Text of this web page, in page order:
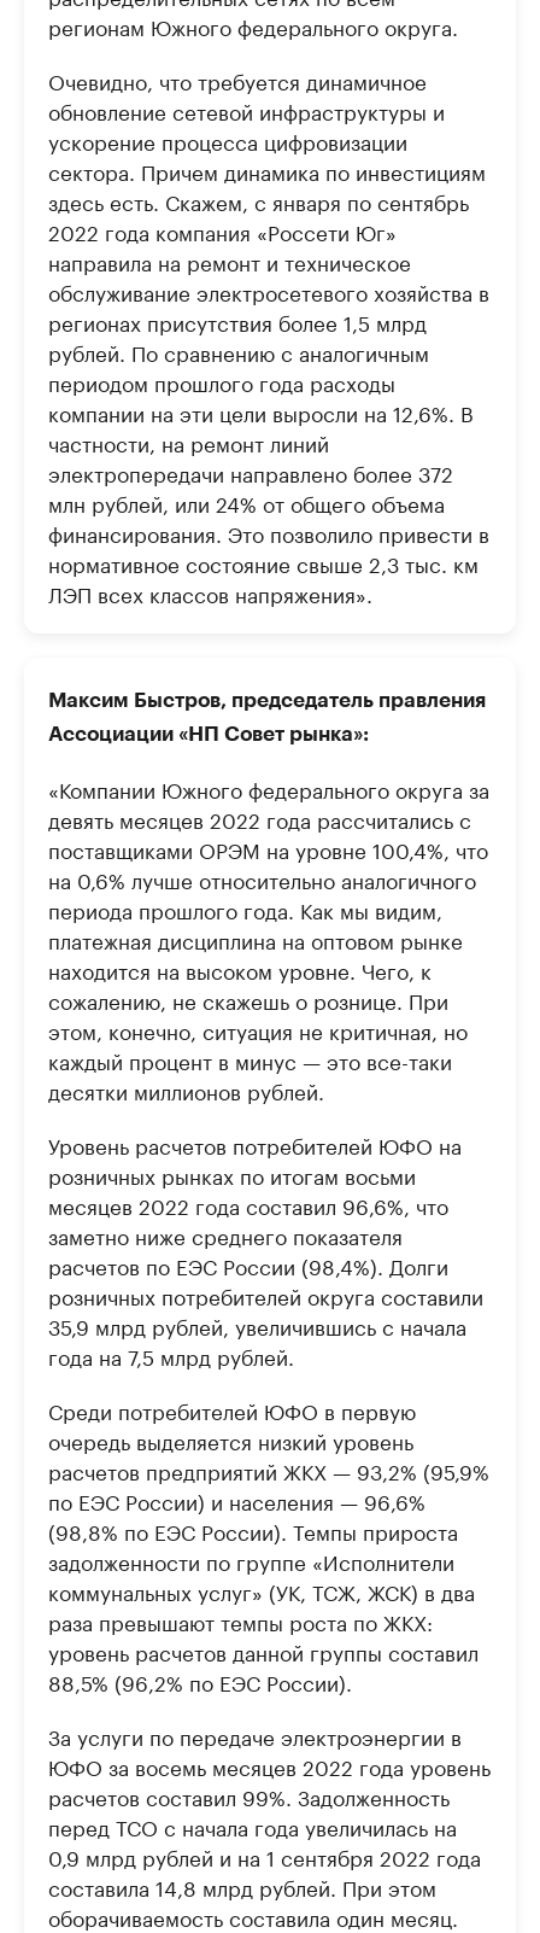
регионам Южного федерального округа.
Очевидно, что требуется динамичное
обновление сетевой инфраструктуры и
ускорение процесса цифровизации
сектора. Причем динамика по инвестициям
здесь есть. Скажем, с января по сентябрь
2022 года компания «Россети Юг»
направила на ремонт и техническое
обслуживание электросетевого хозяйства в
регионах присутствия более 1,5 млрд
рублей. По сравнению с аналогичным
периодом прошлого года расходы
компании на эти цели выросли на 12,6%. В
частности, на ремонт линий
электропередачи направлено более 372
млн рублей, или 24% от общего объема
финансирования. Это позволило привести в
нормативное состояние свыше 2,3 тыс. км
ЛЭП всех классов напряжения».
Максим Быстров, председатель правления
Ассоциации «НП Совет рынка»:
«Компании Южного федерального округа за
девять месяцев 2022 года рассчитались с
поставщиками ОРЭМ на уровне 100,4%, что
на 0,6% лучше относительно аналогичного
периода прошлого года. Как мы видим,
платежная дисциплина на оптовом рынке
находится на высоком уровне. Чего, к
сожалению, не скажешь о рознице. При
этом, конечно, ситуация не критичная, но
каждый процент в минус — это все-таки
десятки миллионов рублей.
Уровень расчетов потребителей ЮФО на
розничных рынках по итогам восьми
месяцев 2022 года составил 96,6%, что
заметно ниже среднего показателя
расчетов по ЕЭС России (98,4%). Долги
розничных потребителей округа составили
35,9 млрд рублей, увеличившись с начала
года на 7,5 млрд рублей.
Среди потребителей ЮФО в первую
очередь выделяется низкий уровень
расчетов предприятий ЖКХ — 93,2% (95,9%
по ЕЭС России) и населения — 96,6%
(98,8% по ЕЭС России). Темпы прироста
задолженности по группе «Исполнители
коммунальных услуг» (УК, ТСЖ, ЖСК) в два
раза превышают темпы роста по ЖКХ:
уровень расчетов данной группы составил
88,5% (96,2% по ЕЭС России).
За услуги по передаче электроэнергии в
ЮФО за восемь месяцев 2022 года уровень
расчетов составил 99%. Задолженность
перед ТСО с начала года увеличилась на
0,9 млрд рублей и на 1 сентября 2022 года
составила 14,8 млрд рублей. При этом
оборачиваемость составила один месяц.